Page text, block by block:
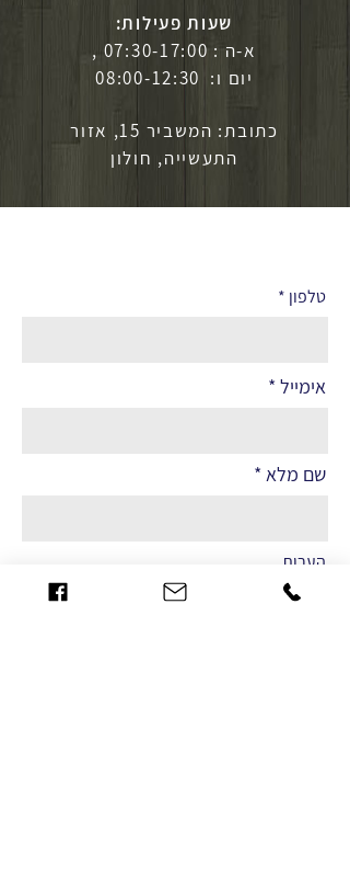
שעות פעילות:
א-ה : 07:30-17:00 ,
יום ו: 08:00-12:30
כתובת: המשביר 15, אזור
התעשייה, חולון
טלפון
אימייל
שם מלא
הערות